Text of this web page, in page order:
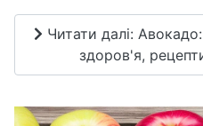
Читати далі:
здоров'я,